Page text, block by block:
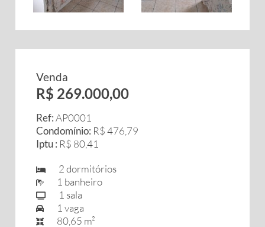
Venda
R$ 269.000,00
Ref:AP0001
Condomínio: R$ 476,79
Iptu : R$ 80,41
2 dormitórios
1 banheiro
1 sala
1 vaga
80,65 m²